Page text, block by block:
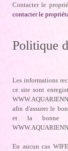
Contacter le
contacter le
Politique
Les informations
ce site sont
afin d'assurer le
et la bonne
En aucun cas